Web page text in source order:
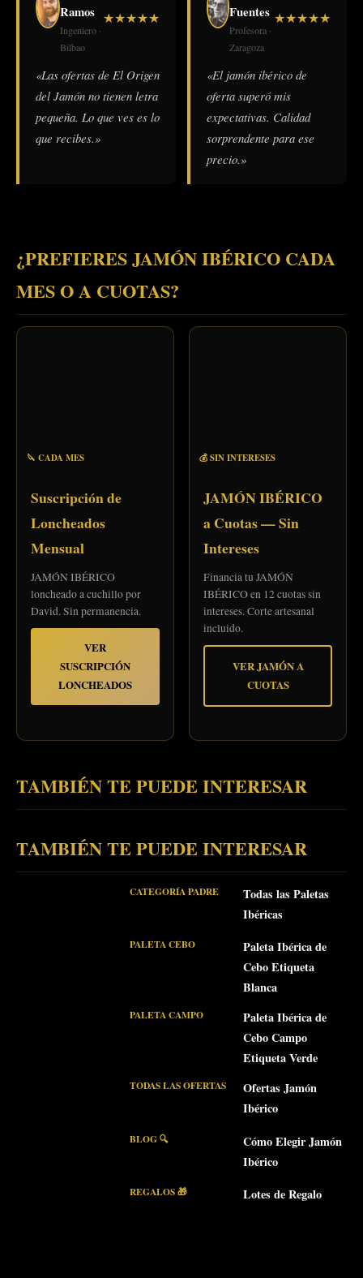
Ramos
Ingeniero ·
Bilbao
★★★★★
«Las ofertas de El Origen
del Jamón no tienen letra
pequeña. Lo que ves es lo
que recibes.»
Fuentes
Profesora ·
Zaragoza
★★★★★
«El jamón ibérico de
oferta superó mis
expectativas. Calidad
sorprendente para ese
precio.»
¿PREFIERES JAMÓN IBÉRICO CADA
MES O A CUOTAS?
🔪 CADA MES
Suscripción de
Loncheados
Mensual
JAMÓN IBÉRICO
loncheado a cuchillo por
David. Sin permanencia.
VER
SUSCRIPCIÓN
LONCHEADOS
💰 SIN INTERESES
JAMÓN IBÉRICO
a Cuotas — Sin
Intereses
Financia tu JAMÓN
IBÉRICO en 12 cuotas sin
intereses. Corte artesanal
incluido.
VER JAMÓN A
CUOTAS
TAMBIÉN TE PUEDE INTERESAR
TAMBIÉN TE PUEDE INTERESAR
CATEGORÍA PADRE
Todas las Paletas
Ibéricas
PALETA CEBO
Paleta Ibérica de
Cebo Etiqueta
Blanca
PALETA CAMPO
Paleta Ibérica de
Cebo Campo
Etiqueta Verde
TODAS LAS OFERTAS
Ofertas Jamón
Ibérico
BLOG 🔍
Cómo Elegir Jamón
Ibérico
REGALOS 🎁 Lotes de Regalo